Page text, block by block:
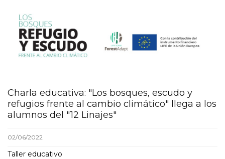
Charla educativa: "Los bosques, escudo y
refugios frente al cambio climático" llega a los
alumnos del "12 Linajes"
02/06/2022
Taller educativo